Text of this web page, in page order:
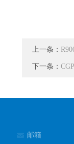
上一条：
下一条：
邮箱